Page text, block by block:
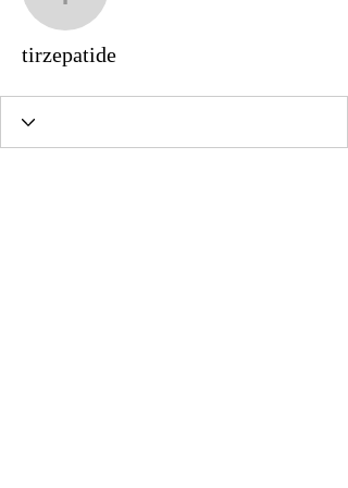
tirzepatide